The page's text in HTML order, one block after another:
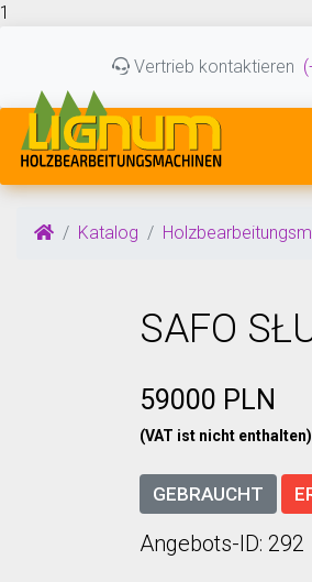
1
Vertrieb kontaktieren
Katalog
SAFO
59000 PLN
(VAT ist nicht enthalten)
GEBRAUCHT
Angebots-ID: 292